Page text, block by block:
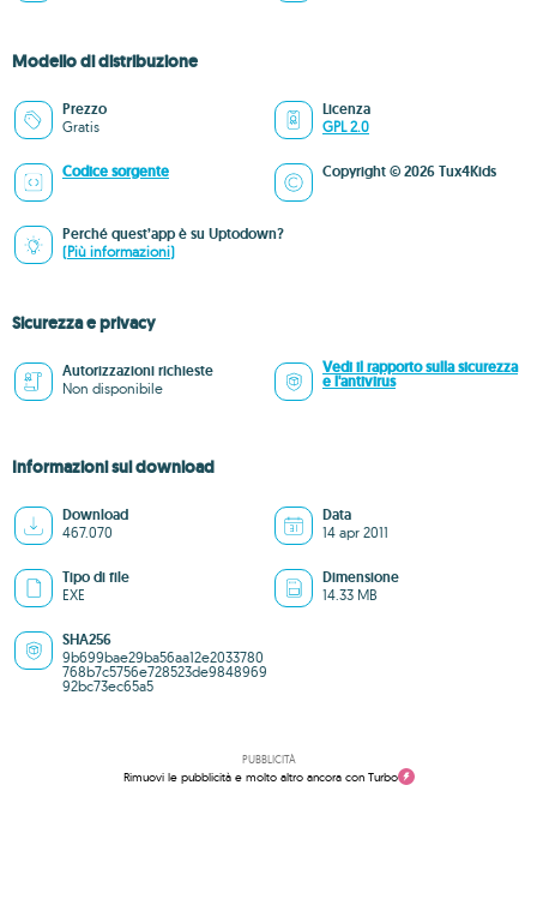
Modello di distribuzione
Prezzo
Gratis
Licenza
GPL 2.0
Codice sorgente Copyright © 2026 Tux4Kids
Perché quest’app è su Uptodown?
(Più informazioni)
Sicurezza e privacy
Autorizzazioni richieste
Non disponibile
Vedi il rapporto sulla sicurezza
e l'antivirus
Informazioni sul download
Download
467.070
Data
14 apr 2011
Tipo di file
EXE
Dimensione
14.33 MB
SHA256
9b699bae29ba56aa12e2033780
768b7c5756e728523de9848969
92bc73ec65a5
PUBBLICITÀ
Rimuovi le pubblicità e molto altro ancora con Turbo